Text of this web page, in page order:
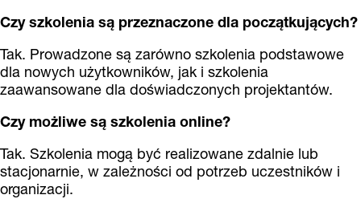
Czy szkolenia są przeznaczone dla początkujących?
Tak. Prowadzone są zarówno szkolenia podstawowe
dla nowych użytkowników, jak i szkolenia
zaawansowane dla doświadczonych projektantów.
Czy możliwe są szkolenia online?
Tak. Szkolenia mogą być realizowane zdalnie lub
stacjonarnie, w zależności od potrzeb uczestników i
organizacji.